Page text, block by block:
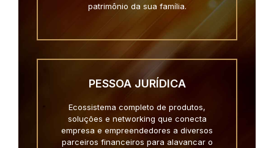
patrimônio da sua família.
PESSOA JURÍDICA
Ecossistema completo de produtos,
soluções e networking que conecta
empresa e empreendedores a diversos
parceiros financeiros para alavancar o